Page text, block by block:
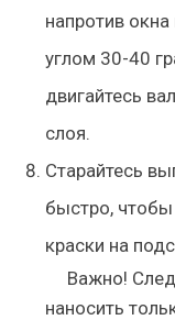
напротив
углом 30-40
двигайтесь
слоя.
Старайтесь
быстро,
краски на
Важно!
наносить